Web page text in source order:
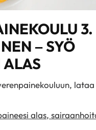
3.
– SYÖ
ALAS
alas,